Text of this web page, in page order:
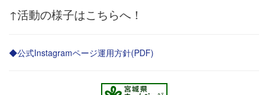
↑活動の様子はこちらへ！
◆公式Instagramページ運用方針(PDF)